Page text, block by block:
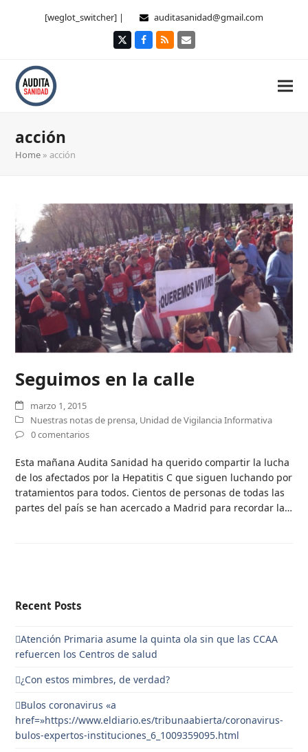
[weglot_switcher] | auditasanidad@gmail.com
TwitterFacebook
RSS Correo
acción
Home »acción
Seguimos en la calle
marzo 1, 2015
Nuestras notas de prensa, Unidad de Vigilancia Informativa
0 comentarios
Esta mañana Audita Sanidad ha querido compartir la lucha
de los afectados por la Hepatitis C que siguen luchando por
tratamientos para todos. Cientos de personas de todas las
partes del país se han acercado a Madrid para recordar la…
Recent Posts
Atención Primaria asume la quinta ola sin que las CCAA
refuercen los Centros de salud
¿Con estos mimbres, de verdad?
Bulos coronavirus «a
href=»https://www.eldiario.es/tribunaabierta/coronavirus-
bulos-expertos-instituciones_6_1009359095.html